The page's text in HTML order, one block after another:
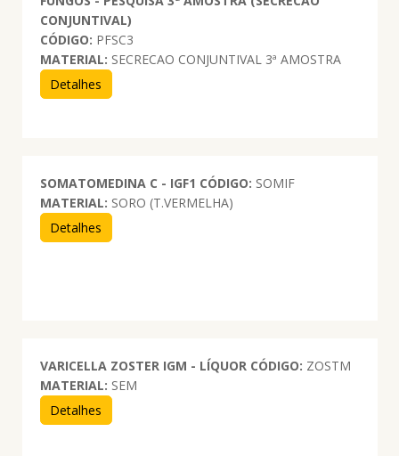
CONJUNTIVAL)
CÓDIGO: PFSC3
MATERIAL: SECRECAO CONJUNTIVAL 3ª AMOSTRA
Detalhes
SOMATOMEDINA C - IGF1 CÓDIGO: SOMIF
MATERIAL: SORO (T.VERMELHA)
Detalhes
VARICELLA ZOSTER IGM - LÍQUOR CÓDIGO: ZOSTM
MATERIAL: SEM
Detalhes